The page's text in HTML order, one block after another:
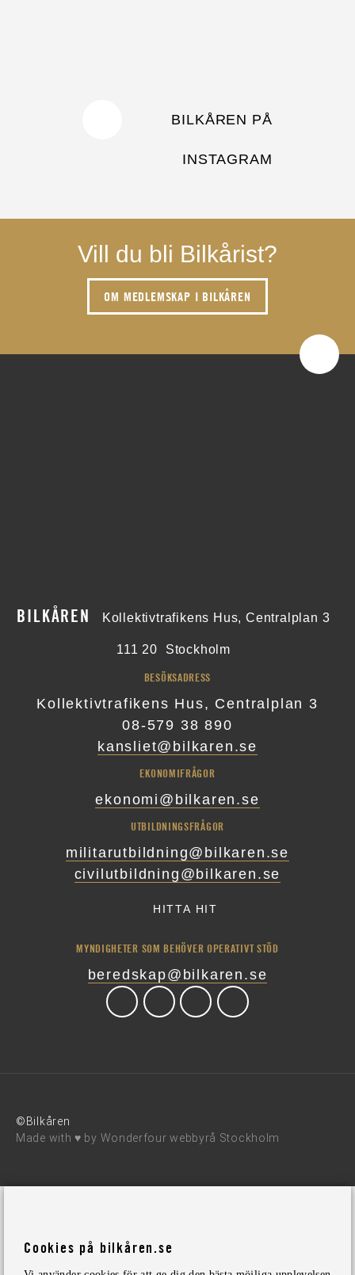
BILKÅREN PÅ
INSTAGRAM
Vill du bli Bilkårist?
OM MEDLEMSKAP I BILKÅREN
BILKÅREN Kollektivtrafikens Hus, Centralplan 3
111 20 Stockholm
BESÖKSADRESS
Kollektivtrafikens Hus, Centralplan 3
08-579 38 890
kansliet@bilkaren.se
EKONOMIFRÅGOR
ekonomi@bilkaren.se
UTBILDNINGSFRÅGOR
militarutbildning@bilkaren.se
civilutbildning@bilkaren.se
HITTA HIT
MYNDIGHETER SOM BEHÖVER OPERATIVT STÖD
beredskap@bilkaren.se
©Bilkåren
Made with ♥ by Wonderfour webbyrå Stockholm
Cookies på bilkåren.se